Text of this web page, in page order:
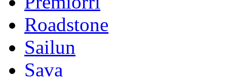
Roadstone
Sailun
Sava